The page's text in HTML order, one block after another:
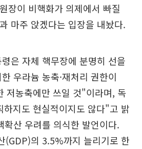
장이 비핵화가 의제에서 빠질
마주 앉겠다는 입장을 내놨다.
은 자체 핵무장에 분명히 선을
우라늄 농축·재처리 권한이
저농축에만 쓰일 것"이라며, 독
지도 현실적이지도 않다"고 밝
확산 우려를 의식한 발언이다.
(GDP)의 3.5%까지 늘리기로 한